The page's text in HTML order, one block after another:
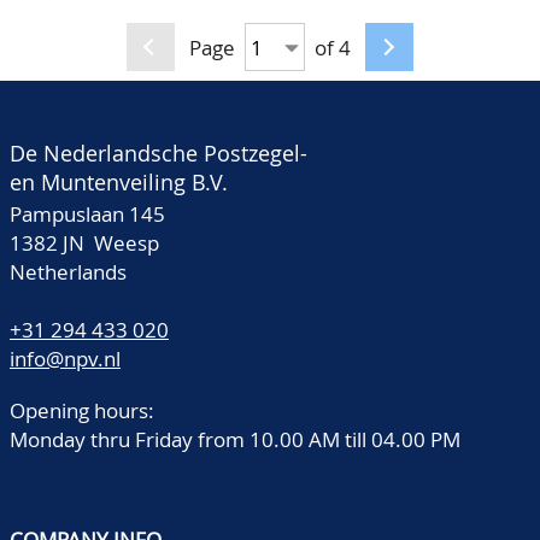
Page of 4
De Nederlandsche Postzegel-
en Muntenveiling B.V.
Pampuslaan 145
1382 JN Weesp
Netherlands
+31 294 433 020
info@npv.nl
Opening hours:
Monday thru Friday from 10.00 AM till 04.00 PM